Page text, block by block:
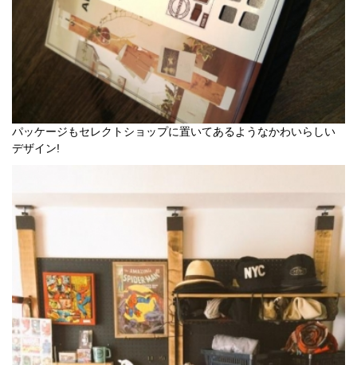
パッケージもセレクトショップに置いてあるようなかわいらしい
デザイン!